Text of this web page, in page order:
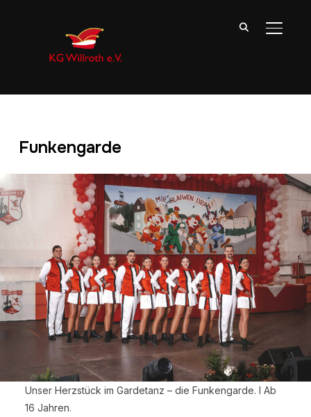
Funkengarde
Unser Herzstück im Gardetanz – die Funkengarde. I Ab
16 Jahren.